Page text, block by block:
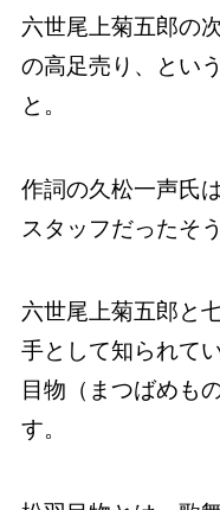
六世尾上菊五郎の
の高足売り、とい
と。
作詞の久松一声氏
スタッフだったそ
六世尾上菊五郎と
手として知られて
目物（まつばめも
す。